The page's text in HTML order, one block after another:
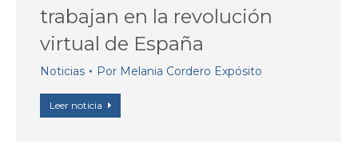
trabajan en la revolución
virtual de España
Noticias Por Melania Cordero Expósito
Leer noticia